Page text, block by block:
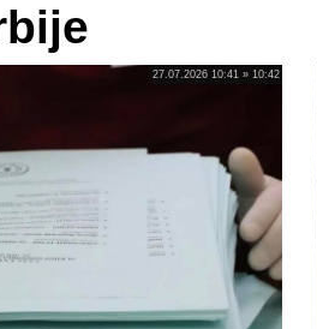
27.07.2026 10:41 » 10:42